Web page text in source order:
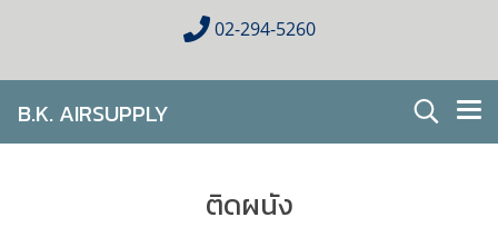
02-294-5260
B.K. AIRSUPPLY
ติดผนัง